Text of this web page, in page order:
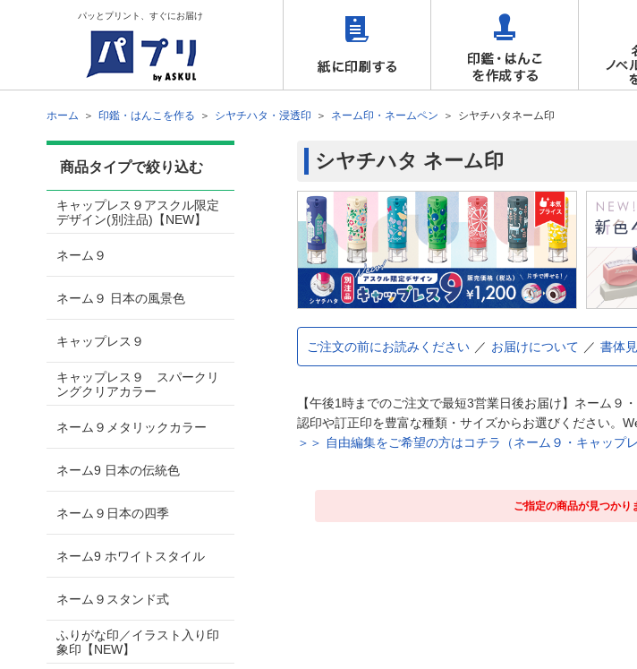
パッとプリント、すぐにお届け
ホーム 印鑑・はんこを作る シヤチハタ・浸透印 ネーム印・ネームペン シヤチハタネーム印
商品タイプで絞り込む
キャップレス９アスクル限定
デザイン(別注品)【NEW】
ネーム９
ネーム９ 日本の風景色
キャップレス９
キャップレス９ スパークリ
ングクリアカラー
ネーム９メタリックカラー
ネーム9 日本の伝統色
ネーム９日本の四季
ネーム9 ホワイトスタイル
ネーム９スタンド式
ふりがな印／イラスト入り印
象印【NEW】
シヤチハタ ネーム印
ご注文の前にお読みください お届けについて 書体
【午後1時までのご注文で最短3営業日後お届け】ネーム
認印や訂正印を豊富な種類・サイズからお選びください。
＞＞ 自由編集をご希望の方はコチラ（ネーム９・キャップレ
ご指定の商品が見つかり